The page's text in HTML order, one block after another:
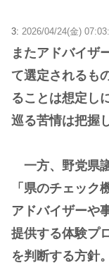
3: 2026/04/24(金)
またアドバイザ
て選定されるも
ることは想定し
巡る苦情は把握
一方、野党県
「県のチェック
アドバイザーや
提供する体験プ
を判断する方針。